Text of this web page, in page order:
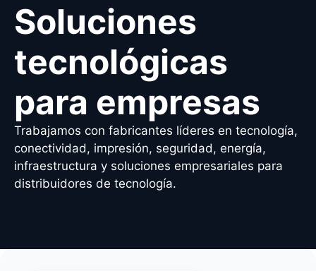
Soluciones
tecnológicas
para empresas
Trabajamos con fabricantes líderes en tecnología,
conectividad, impresión, seguridad, energía,
infraestructura y soluciones empresariales para
distribuidores de tecnología.